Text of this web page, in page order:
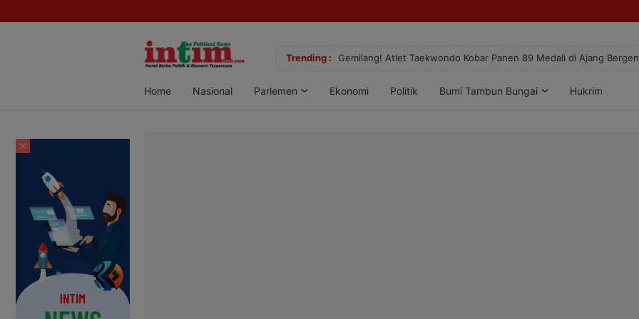
Trending :
Sabu di Pangkalan Bun, Dua Pelaku Diamankan Gemilang! Atlet Taekwondo Kobar Panen 89 Medali di Ajang
Home Nasional Parlemen Ekonomi Politik Bumi Tambun Bungai Hukrim